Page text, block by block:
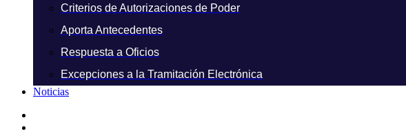
Criterios de Autorizaciones de Poder
Aporta Antecedentes
Respuesta a Oficios
Excepciones a la Tramitación Electrónica
Noticias